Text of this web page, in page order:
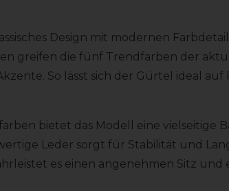
Design mit modernen
greifen die fünf Trendfarben der
So lässt sich der Gürtel ideal auf
bietet das Modell eine vielseitige
Leder sorgt für Stabilität und
es einen angenehmen Sitz und